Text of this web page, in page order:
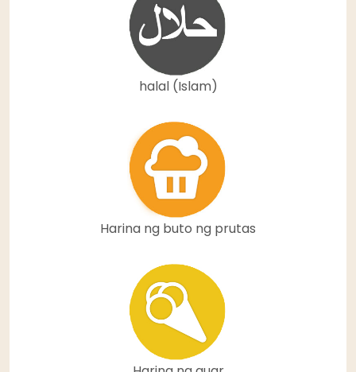
halal (Islam)
Harina ng buto ng prutas